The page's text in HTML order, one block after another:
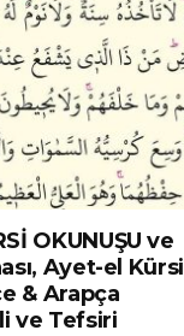
OKUNUŞU ve
Ayet-el Kürsi
& Arapça
ve Tefsiri